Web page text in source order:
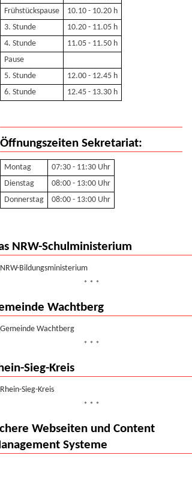
Frühstückspause
10.10 - 10.20 h
3. Stunde
10.20 - 11.05 h
4. Stunde
11.05 - 11.50 h
Pause
5. Stunde
12.00 - 12.45 h
6. Stunde
12.45 - 13.30 h
Öffnungszeiten Sekretariat:
Montag
07:30 - 11:30 Uhr
Dienstag
08:00 - 13:00 Uhr
Donnerstag
08:00 - 13:00 Uhr
NRW-Schulministerium
* * *
Wachtberg
* * *
Sieg-Kreis
* * *
Webseiten und Content
Systeme